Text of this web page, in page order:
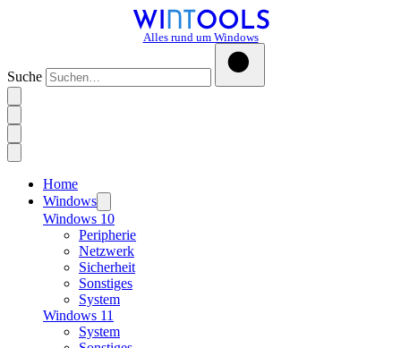
Alles rund um Windows
Suche
Home
Windows
Windows 10
Peripherie
Netzwerk
Sicherheit
Sonstiges
System
Windows 11
System